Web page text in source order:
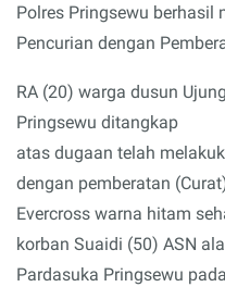
Polres Pringsewu berhasil
Pencurian dengan
RA (20) warga dusun
Pringsewu ditangkap
atas dugaan telah
dengan pemberatan
Evercross warna hitam
korban Suaidi (50) ASN
Pardasuka Pringsewu